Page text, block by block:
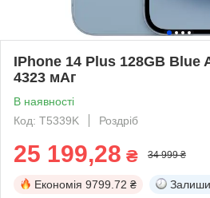
IPhone 14 Plus 128GB Blue
4323 мАг
В наявності
Код: T5339K
Роздріб
25 199,28 ₴ 34 999 ₴
Економія 9799.72 ₴